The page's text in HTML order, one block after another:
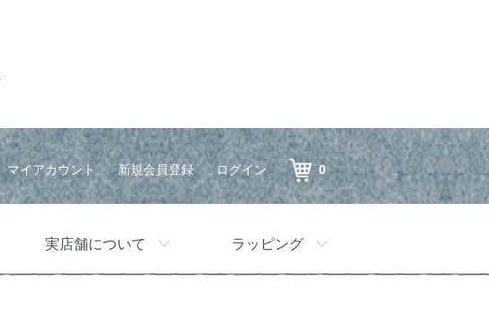
マイアカウント 新規会員登録 ログイン 0
実店舗について ラッピング